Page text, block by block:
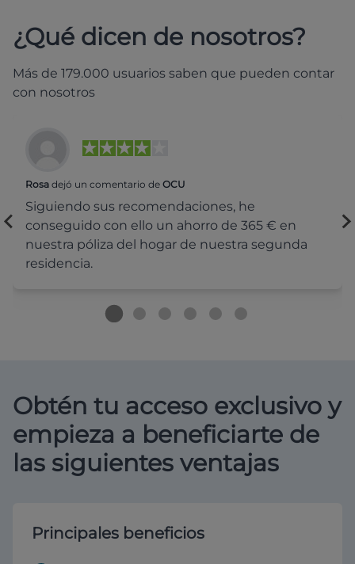
¿Qué dicen de nosotros?
Más de 179.000 usuarios saben que pueden contar
con nosotros
Rosa dejó un comentario de OCU
Siguiendo sus recomendaciones, he
conseguido con ello un ahorro de 365 € en
nuestra póliza del hogar de nuestra segunda
residencia.
Obtén tu acceso exclusivo y
empieza a beneficiarte de
las siguientes ventajas
Principales beneficios